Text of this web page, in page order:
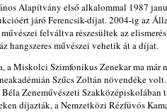
Alapítvány első alkalommal 1987
járó Ferencsik-díjat. 2004-ig az
felváltva részesültek az
hangszeres művészei vehetik át a díjat.
a Miskolci Szimfonikus Zenekar ma már
Szűcs Zoltán növendéke
Zeneművészeti Szakközépiskolában
díjazták, a Nemzetközi Rézfúvós